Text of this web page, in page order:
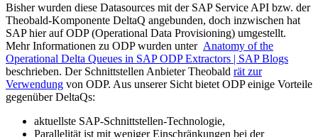
Bisher wurden diese Datasources mit der SAP Service API bzw. der
Theobald-Komponente DeltaQ angebunden, doch inzwischen hat
SAP hier auf ODP (Operational Data Provisioning) umgestellt.
Mehr Informationen zu ODP wurden unter Anatomy of the
Operational Delta Queues in SAP ODP Extractors | SAP Blogs
beschrieben. Der Schnittstellen Anbieter Theobald rät zur
Verwendung von ODP. Aus unserer Sicht bietet ODP einige Vorteile
gegenüber DeltaQs:
aktuellste SAP-Schnittstellen-Technologie,
Parallelität ist mit weniger Einschränkungen bei der